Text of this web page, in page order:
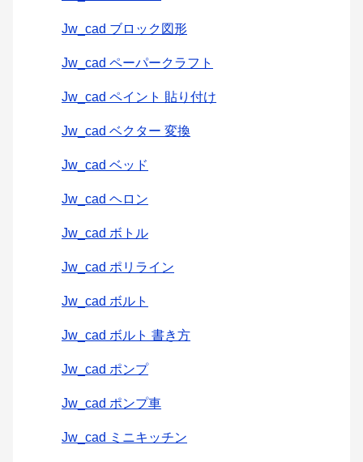
Jw_cad ブロック図形
Jw_cad ペーパークラフト
Jw_cad ペイント 貼り付け
Jw_cad ベクター 変換
Jw_cad ベッド
Jw_cad ヘロン
Jw_cad ボトル
Jw_cad ポリライン
Jw_cad ボルト
Jw_cad ボルト 書き方
Jw_cad ポンプ
Jw_cad ポンプ車
Jw_cad ミニキッチン